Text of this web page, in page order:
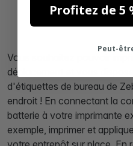
Vous souhaitez pouvoir
déplacement et vous
d'étiquettes de bureau de
endroit ! En connectant la
batterie à votre imprimante
exemple, imprimer et
Profitez de 5
Peut-